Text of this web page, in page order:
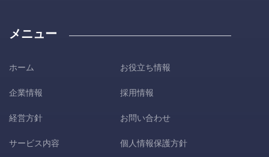
メニュー
ホーム
企業情報
経営方針
サービス内容
お役立ち情報
採用情報
お問い合わせ
個人情報保護方針